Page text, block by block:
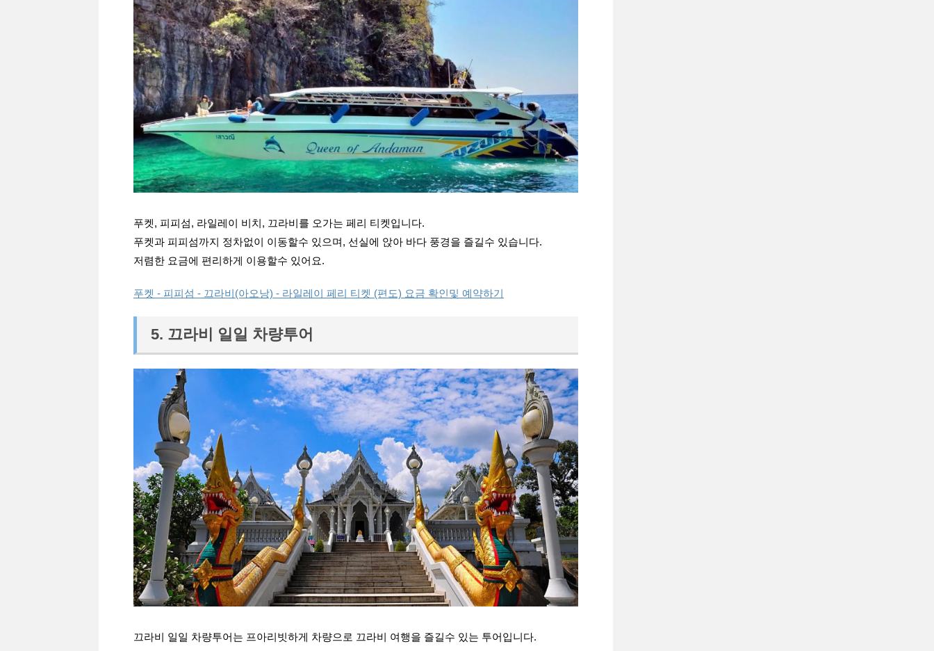
푸켓, 피피섬, 라일레이 비치, 끄라비를 오가는 페리 티켓입니다.
푸켓과 피피섬까지 정차없이 이동할수 있으며, 선실에 앉아 바다 풍경을 즐길수 있습니다.
저렴한 요금에 편리하게 이용할수 있어요.
푸켓 - 피피섬 - 끄라비(아오낭) - 라일레이 페리 티켓 (편도) 요금 확인및 예약하기
5. 끄라비 일일 차량투어
끄라비 일일 차량투어는 프아리빗하게 차량으로 끄라비 여행을 즐길수 있는 투어입니다.